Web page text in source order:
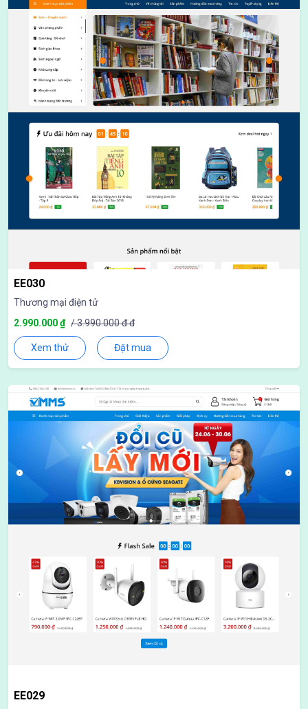
EE030
Thương mại điện tử
2.990.000 ₫ / 3.990.000 đ đ
Xem thử Đặt mua
EE029